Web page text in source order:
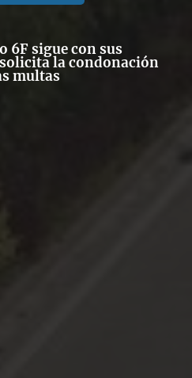
6F sigue con sus
la condonación
multas